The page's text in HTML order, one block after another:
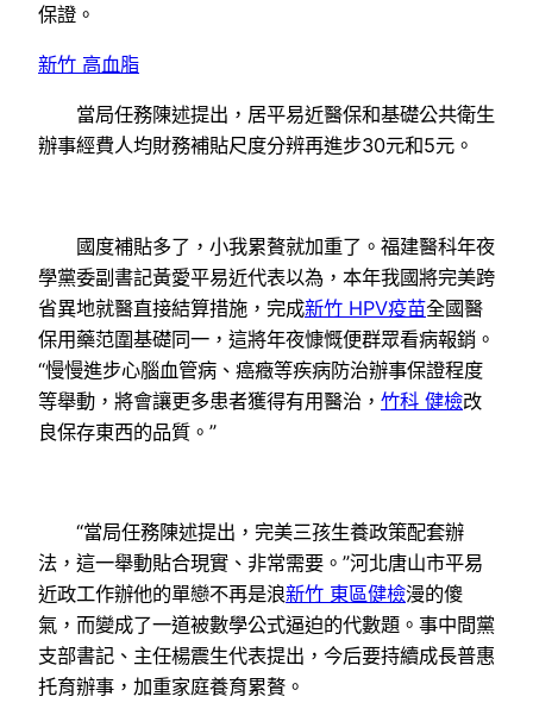
保證。
新竹 高血脂
當局任務陳述提出，居平易近醫保和基礎公共衛生
辦事經費人均財務補貼尺度分辨再進步30元和5元。
國度補貼多了，小我累贅就加重了。福建醫科年夜
學黨委副書記黃愛平易近代表以為，本年我國將完美跨
省異地就醫直接結算措施，完成新竹 HPV疫苗全國醫
保用藥范圍基礎同一，這將年夜慷慨便群眾看病報銷。
“慢慢進步心腦血管病、癌癥等疾病防治辦事保證程度
等舉動，將會讓更多患者獲得有用醫治， 竹科 健檢改
良保存東西的品質。”
“當局任務陳述提出，完美三孩生養政策配套辦
法，這一舉動貼合現實、非常需要。”河北唐山市平易
近政工作辦他的單戀不再是浪新竹 東區健檢漫的傻
氣，而變成了一道被數學公式逼迫的代數題。事中間黨
支部書記、主任楊震生代表提出，今后要持續成長普惠
托育辦事，加重家庭養育累贅。